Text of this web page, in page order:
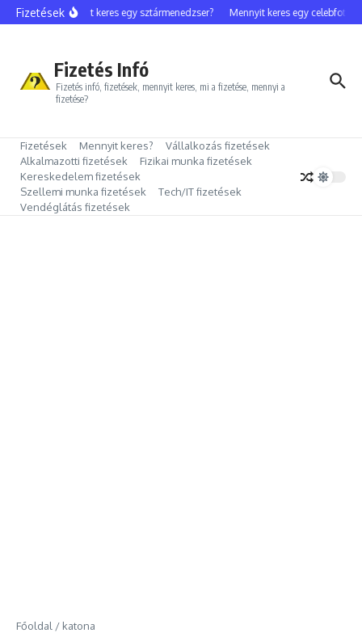
Ugrás a tartalomhoz
FizetésekMennyit keres egy sztármenedzser? Mennyit keres egy celebfotós?
Fizetés Infó
Fizetés infó, fizetések, mennyit keres, mi a fizetése, mennyi a
fizetése?
Fizetések Mennyit keres?
Vállalkozás fizetések
Alkalmazotti fizetések
Fizikai munka fizetések
Kereskedelem fizetések
Szellemi munka fizetések
Tech/IT fizetések
Vendéglátás fizetések
Főoldal / katona